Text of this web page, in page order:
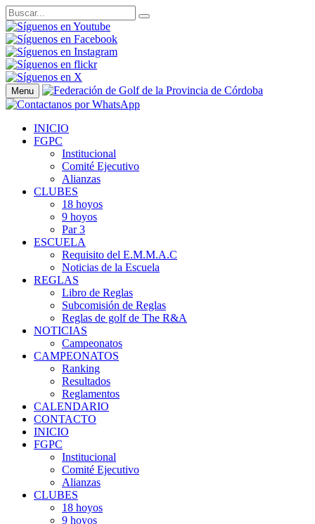
Menu
INICIO
FGPC
Institucional
Comité Ejecutivo
Alianzas
CLUBES
18 hoyos
9 hoyos
Par 3
ESCUELA
Requisito del E.M.M.A.C
Noticias de la Escuela
REGLAS
Libro de Reglas
Subcomisión de Reglas
Reglas de golf de The R&A
NOTICIAS
Campeonatos
CAMPEONATOS
Ranking
Resultados
Reglamentos
CALENDARIO
CONTACTO
INICIO
FGPC
Institucional
Comité Ejecutivo
Alianzas
CLUBES
18 hoyos
9 hoyos